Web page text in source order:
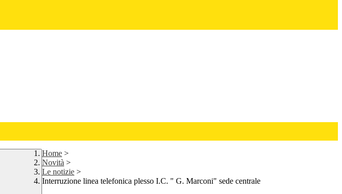
Home >
Novità >
Le notizie >
Interruzione linea telefonica plesso I.C. " G. Marconi" sede centrale